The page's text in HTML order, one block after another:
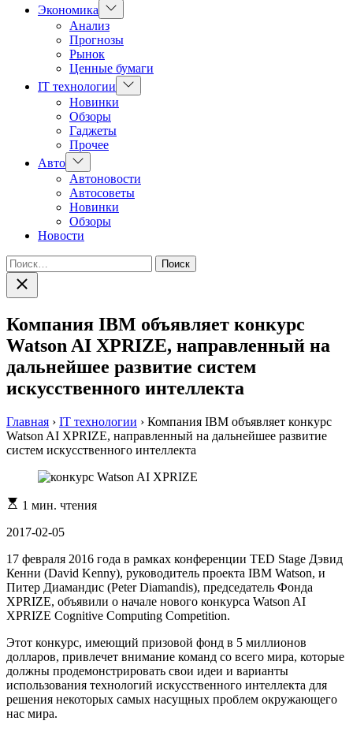
Экономика
Показать
подменю
Анализ
Прогнозы
Рынок
Ценные бумаги
IT технологии
Показать
подменю
Новинки
Обзоры
Гаджеты
Прочее
Авто Показать
подменю
Автоновости
Автосоветы
Новинки
Обзоры
Новости
Найти:
Закрыть
поиск
Компания IBM объявляет конкурс
Watson AI XPRIZE, направленный на
дальнейшее развитие систем
искусственного интеллекта
Главная › IT технологии › Компания IBM объявляет конкурс
Watson AI XPRIZE, направленный на дальнейшее развитие
систем искусственного интеллекта
Расчетное
чтения
1 мин. чтения
2017-02-05
17 февраля 2016 года в рамках конференции TED Stage Дэвид
Кенни (David Kenny), руководитель проекта IBM Watson, и
Питер Диамандис (Peter Diamandis), председатель Фонда
XPRIZE, объявили о начале нового конкурса Watson AI
XPRIZE Cognitive Computing Competition.
Этот конкурс, имеющий призовой фонд в 5 миллионов
долларов, привлечет внимание команд со всего мира, которые
должны продемонстрировать свои идеи и варианты
использования технологий искусственного интеллекта для
решения некоторых самых насущных проблем окружающего
нас мира.